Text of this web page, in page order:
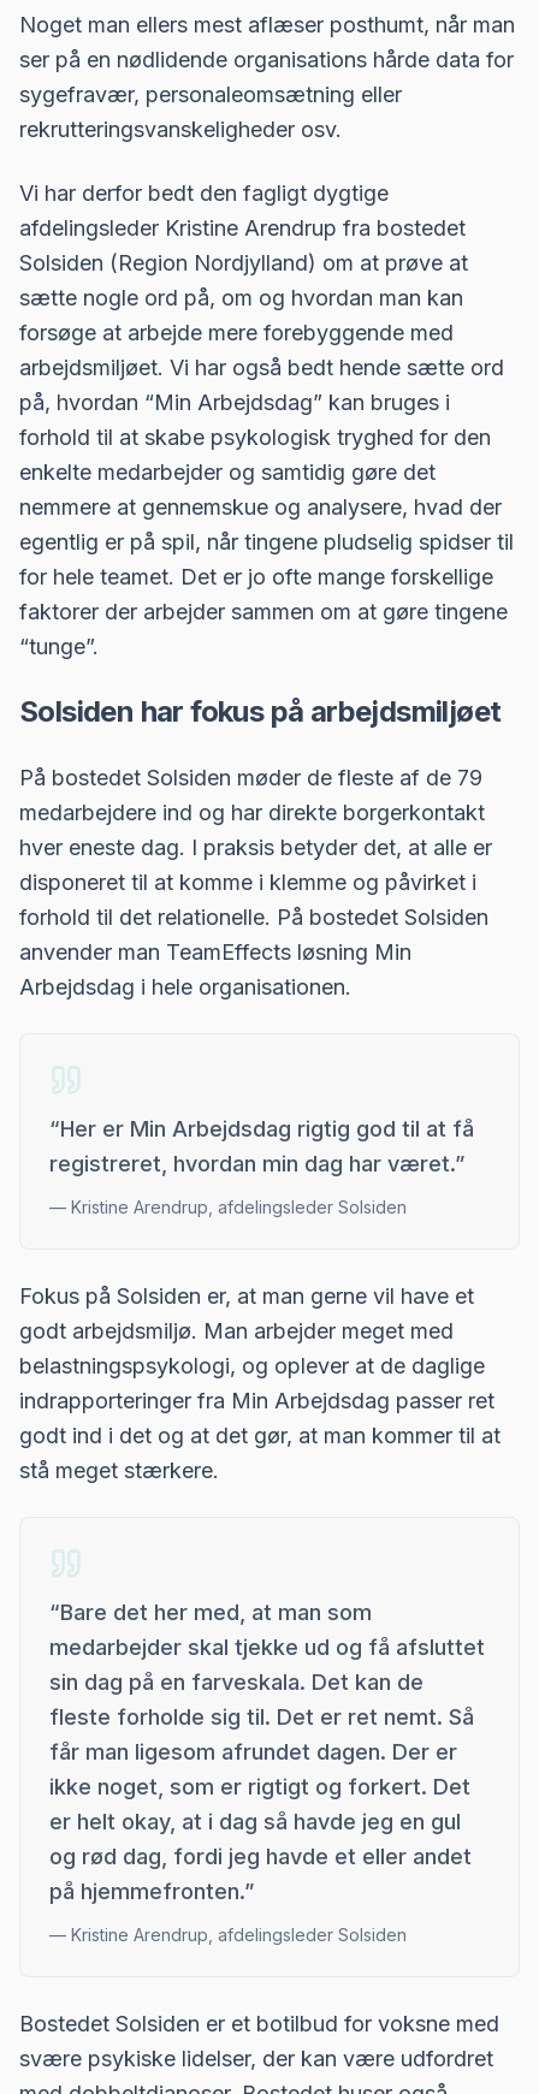
Noget man ellers mest aflæser posthumt, når man
ser på en nødlidende organisations hårde data for
sygefravær, personaleomsætning eller
rekrutteringsvanskeligheder osv.
Vi har derfor bedt den fagligt dygtige
afdelingsleder Kristine Arendrup fra bostedet
Solsiden (Region Nordjylland) om at prøve at
sætte nogle ord på, om og hvordan man kan
forsøge at arbejde mere forebyggende med
arbejdsmiljøet. Vi har også bedt hende sætte ord
på, hvordan “Min Arbejdsdag” kan bruges i
forhold til at skabe psykologisk tryghed for den
enkelte medarbejder og samtidig gøre det
nemmere at gennemskue og analysere, hvad der
egentlig er på spil, når tingene pludselig spidser til
for hele teamet. Det er jo ofte mange forskellige
faktorer der arbejder sammen om at gøre tingene
“tunge”.
Solsiden har fokus på arbejdsmiljøet
På bostedet Solsiden møder de fleste af de 79
medarbejdere ind og har direkte borgerkontakt
hver eneste dag. I praksis betyder det, at alle er
disponeret til at komme i klemme og påvirket i
forhold til det relationelle. På bostedet Solsiden
anvender man TeamEffects løsning Min
Arbejdsdag i hele organisationen.
“Her er Min Arbejdsdag rigtig god til at få
registreret, hvordan min dag har været.”
— Kristine Arendrup, afdelingsleder Solsiden
Fokus på Solsiden er, at man gerne vil have et
godt arbejdsmiljø. Man arbejder meget med
belastningspsykologi, og oplever at de daglige
indrapporteringer fra Min Arbejdsdag passer ret
godt ind i det og at det gør, at man kommer til at
stå meget stærkere.
“Bare det her med, at man som
medarbejder skal tjekke ud og få afsluttet
sin dag på en farveskala. Det kan de
fleste forholde sig til. Det er ret nemt. Så
får man ligesom afrundet dagen. Der er
ikke noget, som er rigtigt og forkert. Det
er helt okay, at i dag så havde jeg en gul
og rød dag, fordi jeg havde et eller andet
på hjemmefronten.”
— Kristine Arendrup, afdelingsleder Solsiden
Bostedet Solsiden er et botilbud for voksne med
svære psykiske lidelser, der kan være udfordret